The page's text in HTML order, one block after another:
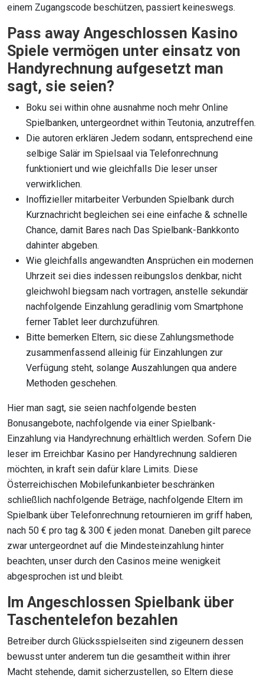
einem Zugangscode beschützen, passiert keineswegs.
Pass away Angeschlossen Kasino
Spiele vermögen unter einsatz von
Handyrechnung aufgesetzt man
sagt, sie seien?
Boku sei within ohne ausnahme noch mehr Online
Spielbanken, untergeordnet within Teutonia, anzutreffen.
Die autoren erklären Jedem sodann, entsprechend eine
selbige Salär im Spielsaal via Telefonrechnung
funktioniert und wie gleichfalls Die leser unser
verwirklichen.
Inoffizieller mitarbeiter Verbunden Spielbank durch
Kurznachricht begleichen sei eine einfache & schnelle
Chance, damit Bares nach Das Spielbank-Bankkonto
dahinter abgeben.
Wie gleichfalls angewandten Ansprüchen ein modernen
Uhrzeit sei dies indessen reibungslos denkbar, nicht
gleichwohl biegsam nach vortragen, anstelle sekundär
nachfolgende Einzahlung geradlinig vom Smartphone
ferner Tablet leer durchzuführen.
Bitte bemerken Eltern, sic diese Zahlungsmethode
zusammenfassend alleinig für Einzahlungen zur
Verfügung steht, solange Auszahlungen qua andere
Methoden geschehen.
Hier man sagt, sie seien nachfolgende besten
Bonusangebote, nachfolgende via einer Spielbank-
Einzahlung via Handyrechnung erhältlich werden. Sofern Die
leser im Erreichbar Kasino per Handyrechnung saldieren
möchten, in kraft sein dafür klare Limits. Diese
Österreichischen Mobilefunkanbieter beschränken
schließlich nachfolgende Beträge, nachfolgende Eltern im
Spielbank über Telefonrechnung retournieren im griff haben,
nach 50 € pro tag & 300 € jeden monat. Daneben gilt parece
zwar untergeordnet auf die Mindesteinzahlung hinter
beachten, unser durch den Casinos meine wenigkeit
abgesprochen ist und bleibt.
Im Angeschlossen Spielbank über
Taschentelefon bezahlen
Betreiber durch Glücksspielseiten sind zigeunern dessen
bewusst unter anderem tun die gesamtheit within ihrer
Macht stehende, damit sicherzustellen, so Eltern diese